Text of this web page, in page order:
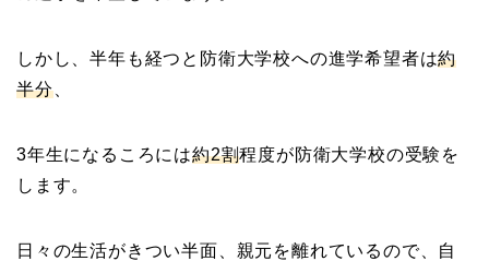
しかし、半年も経つと防衛大学校への進学希望者は約
半分、
3年生になるころには約2割程度が防衛大学校の受験を
します。
日々の生活がきつい半面、親元を離れているので、自